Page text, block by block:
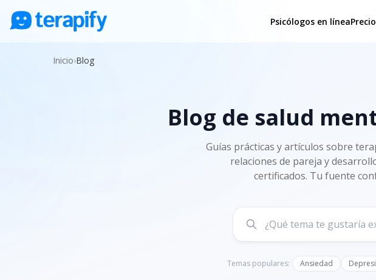
Psicólogos en línea
Inicio›Blog
Blog de salud
Guías prácticas y artículos sobre
relaciones de pareja y
certificados. Tu fuente
Temas populares: Ansiedad